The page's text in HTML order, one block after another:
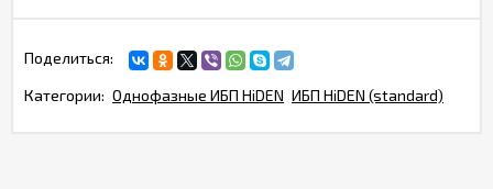
Поделиться:
Категории: Однофазные ИБП HiDEN ИБП HiDEN (standard)